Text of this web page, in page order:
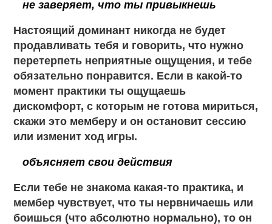
не заверяет, что ты привыкнешь
Настоящий доминант никогда не будет
продавливать тебя и говорить, что нужно
перетерпеть неприятные ощущения, и тебе
обязательно понравится. Если в какой-то
момент практики ты ощущаешь
дискомфорт, с которым не готова мириться,
скажи это мемберу и он остановит сессию
или изменит ход игры.
объясняет свои действия
Если тебе не знакома какая-то практика, и
мембер чувствует, что ты нервничаешь или
боишься (что абсолютно нормально), то он